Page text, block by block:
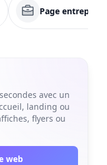
Page entreprise
avec un
landing ou
flyers ou
web